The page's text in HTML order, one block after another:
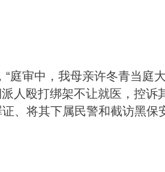
庭审中，我母亲许冬青当庭
人殴打绑架不让就医，控诉
、将其下属民警和截访黑